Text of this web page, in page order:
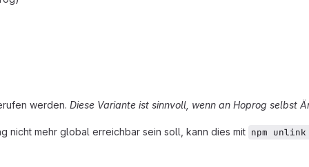
werden. Diese Variante ist sinnvoll, wenn an Hoprog selbst
nicht mehr global erreichbar sein soll, kann dies mit npm